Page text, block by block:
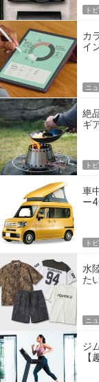
ト
カ
イ
ニ
絶
ギ
ト
車
ー
ト
水
た
ニ
ジ
【